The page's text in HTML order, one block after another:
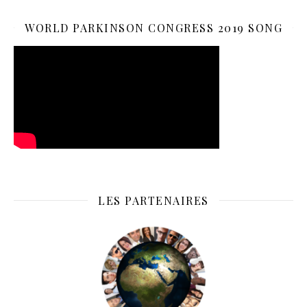
WORLD PARKINSON CONGRESS 2019 SONG
LES PARTENAIRES